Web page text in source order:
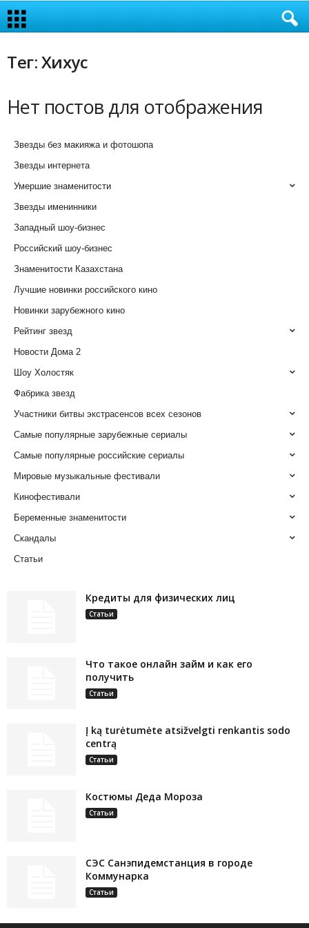
Тег: Хихус
Нет постов для отображения
Звезды без макияжа и фотошопа
Звезды интернета
Умершие знаменитости
Звезды именинники
Западный шоу-бизнес
Российский шоу-бизнес
Знаменитости Казахстана
Лучшие новинки российского кино
Новинки зарубежного кино
Рейтинг звезд
Новости Дома 2
Шоу Холостяк
Фабрика звезд
Участники битвы экстрасенсов всех сезонов
Самые популярные зарубежные сериалы
Самые популярные российские сериалы
Мировые музыкальные фестивали
Кинофестивали
Беременные знаменитости
Скандалы
Статьи
Кредиты для физических лиц
Статьи
Что такое онлайн займ и как его
получить
Статьи
Į ką turėtumėte atsižvelgti renkantis sodo
centrą
Статьи
Костюмы Деда Мороза
Статьи
СЭС Санэпидемстанция в городе
Коммунарка
Статьи